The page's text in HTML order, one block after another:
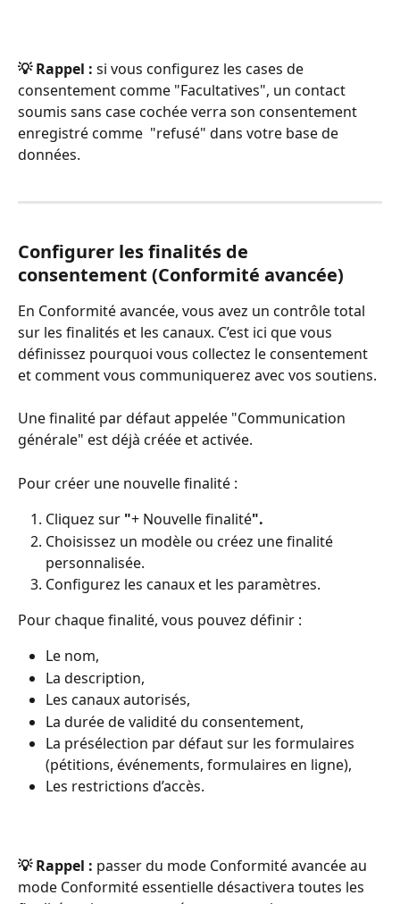
💡 Rappel : si vous configurez les cases de
consentement comme "Facultatives", un contact
soumis sans case cochée verra son consentement
enregistré comme  "refusé" dans votre base de
données.
Configurer les finalités de
consentement (Conformité avancée)
En Conformité avancée, vous avez un contrôle total
sur les finalités et les canaux. C’est ici que vous
définissez pourquoi vous collectez le consentement
et comment vous communiquerez avec vos soutiens.
Une finalité par défaut appelée "Communication
générale" est déjà créée et activée.
Pour créer une nouvelle finalité :
Cliquez sur "+ Nouvelle finalité".
Choisissez un modèle ou créez une finalité
personnalisée.
Configurez les canaux et les paramètres.
Pour chaque finalité, vous pouvez définir :
Le nom,
La description,
Les canaux autorisés,
La durée de validité du consentement,
La présélection par défaut sur les formulaires
(pétitions, événements, formulaires en ligne),
Les restrictions d’accès.
💡 Rappel : passer du mode Conformité avancée au
mode Conformité essentielle désactivera toutes les